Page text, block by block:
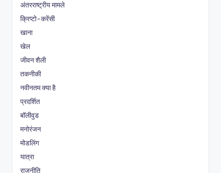
अंतरराष्ट्रीय मामले
क्रिप्टो-करेंसी
खाना
खेल
जीवन शैली
तकनीकी
नवीनतम क्या है
प्रदर्शित
बॉलीवुड
मनोरंजन
मोडलिंग
यात्रा
राजनीति